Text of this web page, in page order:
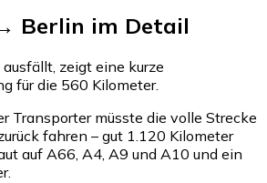
Berlin im Detail
zeigt eine kurze
für die 560 Kilometer.
Transporter müsste die volle Strecke
fahren – gut 1.120 Kilometer
auf A66, A4, A9 und A10 und ein